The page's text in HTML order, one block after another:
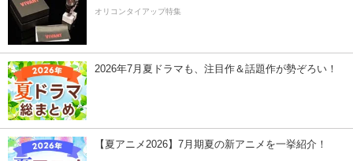
オリコンタイアップ特集
2026年7月夏ドラマも、注目作＆話題作が勢ぞろい！
【夏アニメ2026】7月期夏の新アニメを一挙紹介！